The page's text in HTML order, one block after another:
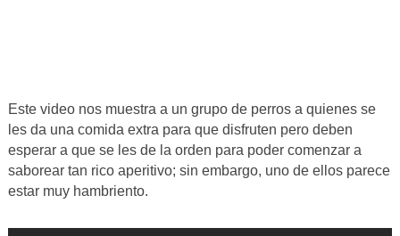
Este video nos muestra a un grupo de perros a quienes se
les da una comida extra para que disfruten pero deben
esperar a que se les de la orden para poder comenzar a
saborear tan rico aperitivo; sin embargo, uno de ellos parece
estar muy hambriento.